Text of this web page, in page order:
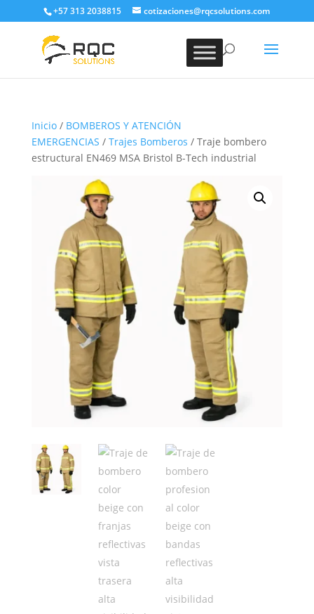
+57 313 2038815 cotizaciones@rqcsolutions.com
Inicio/ BOMBEROS Y ATENCIÓN
EMERGENCIAS / Trajes Bomberos / Traje bombero
estructural EN469 MSA Bristol B-Tech industrial